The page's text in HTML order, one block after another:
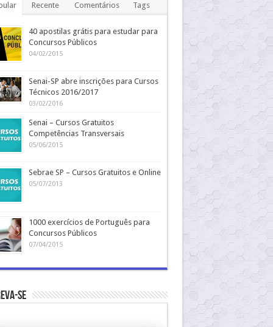
Recente Comentários Tags
40 apostilas grátis para estudar para
Concursos Públicos
04/02/2015
Senai-SP abre inscrições para Cursos
Técnicos 2016/2017
03/02/2016
Senai – Cursos Gratuitos
Competências Transversais
05/06/2015
Sebrae SP – Cursos Gratuitos e Online
05/07/2013
1000 exercícios de Português para
Concursos Públicos
07/04/2015
se